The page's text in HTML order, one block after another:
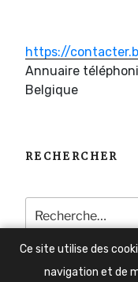
https://
Annuaire
Belgique
RECHERCHER
pour
:
Ce site utilise des
navigation et de